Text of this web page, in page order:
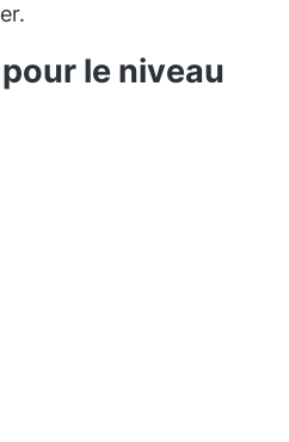
le niveau